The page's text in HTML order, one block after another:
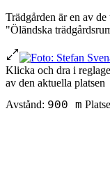
Trädgården är en av
"Öländska
Klicka och dra i
av den aktuella platsen
Avstånd: 900 m